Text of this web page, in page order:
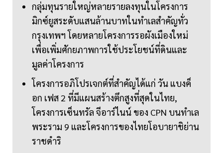
กลุ่มทุนรายใหญ่หลายรายลงทุนในโครงการ
มิกซ์ยูสระดับแสนล้านบาทในทำเลสำคัญทั่ว
กรุงเทพฯ โดยหลายโครงการรอผังเมืองใหม่
เพื่อเพิ่มศักยภาพการใช้ประโยชน์ที่ดินและ
มูลค่าโครงการ
โครงการอภิโปรเจกต์ที่สำคัญได้แก่ วัน แบงค็
อก เฟส 2 ที่มีแผนสร้างตึกสูงที่สุดในไทย,
โครงการเซ็นทรัล จีอาร์ไนน์ ของ CPN บนทำเล
พระราม 9 และโครงการของไทยโอบายาชิย่าน
ราชดำริ